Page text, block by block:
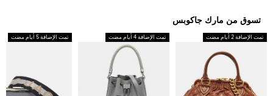
تسوق من مارك جاكوبس
تمت الإضافة 2 أيام مضت تمت الإضافة 4 أيام مضت تمت الإضافة 5 أيام مضت